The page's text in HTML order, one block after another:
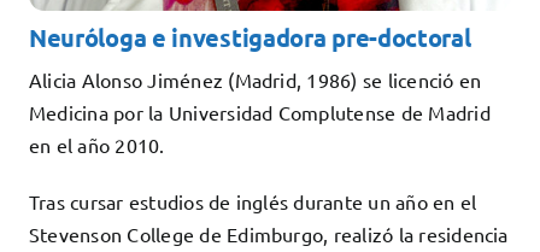
Neuróloga e investigadora pre-doctoral
Alicia Alonso Jiménez (Madrid, 1986) se licenció en
Medicina por la Universidad Complutense de Madrid
en el año 2010.
Tras cursar estudios de inglés durante un año en el
Stevenson College de Edimburgo, realizó la residencia